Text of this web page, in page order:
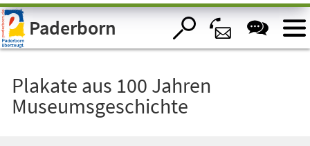
Visuelle
Assistenzsoftware
öffnen.Paderborn
Plakate aus 100 Jahren
Museumsgeschichte